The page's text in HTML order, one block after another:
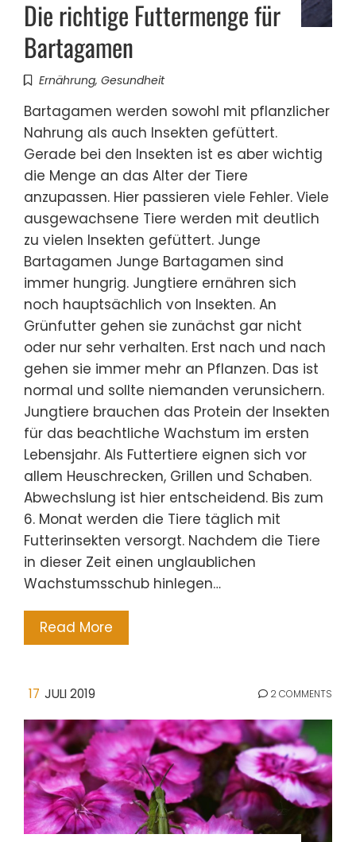
Die richtige Futtermenge für
Bartagamen
Ernährung, Gesundheit
Bartagamen werden sowohl mit pflanzlicher
Nahrung als auch Insekten gefüttert.
Gerade bei den Insekten ist es aber wichtig
die Menge an das Alter der Tiere
anzupassen. Hier passieren viele Fehler. Viele
ausgewachsene Tiere werden mit deutlich
zu vielen Insekten gefüttert. Junge
Bartagamen Junge Bartagamen sind
immer hungrig. Jungtiere ernähren sich
noch hauptsächlich von Insekten. An
Grünfutter gehen sie zunächst gar nicht
oder nur sehr verhalten. Erst nach und nach
gehen sie immer mehr an Pflanzen. Das ist
normal und sollte niemanden verunsichern.
Jungtiere brauchen das Protein der Insekten
für das beachtliche Wachstum im ersten
Lebensjahr. Als Futtertiere eignen sich vor
allem Heuschrecken, Grillen und Schaben.
Abwechslung ist hier entscheidend. Bis zum
6. Monat werden die Tiere täglich mit
Futterinsekten versorgt. Nachdem die Tiere
in dieser Zeit einen unglaublichen
Wachstumsschub hinlegen…
Read More
17 JULI 2019 2 COMMENTS